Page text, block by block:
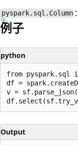
pyspark.sql.Column
例子
python
from pyspark.sql
df =
v =
Output